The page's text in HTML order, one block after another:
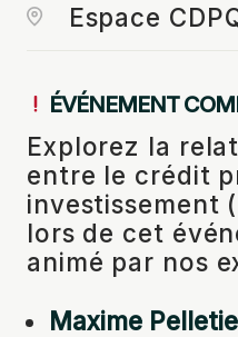
Espace
ÉVÉNEMENT
Explorez la
entre le crédit
investissement
lors de cet
animé par nos
Maxime